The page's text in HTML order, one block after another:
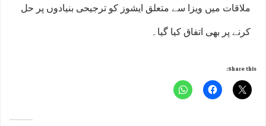
ملاقات میں ویزا سے متعلق ایشوز کو ترجیحی بنیادوں پر حل
کرنے پر بھی اتفاق کیا گیا۔
Share this: